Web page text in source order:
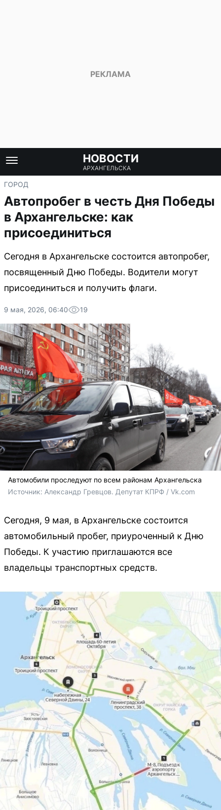
НОВОСТИ
АРХАНГЕЛЬСКА
ГОРОД
Автопробег в честь Дня Победы
в Архангельске: как
присоединиться
Сегодня в Архангельске состоится автопробег,
посвященный Дню Победы. Водители могут
присоединиться и получить флаги.
9 мая, 2026, 06:40 19
Автомобили проследуют по всем районам Архангельска
Источник: Александр Гревцов. Депутат КПРФ / Vk.com
Сегодня, 9 мая, в Архангельске состоится
автомобильный пробег, приуроченный к Дню
Победы. К участию приглашаются все
владельцы транспортных средств.